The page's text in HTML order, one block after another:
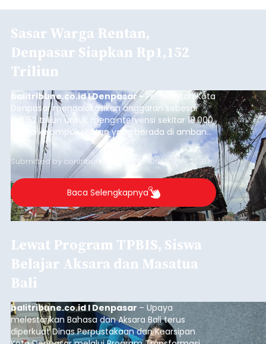
Sasar Warga Rentan,
Denpasar Siapkan Rp1,152
Triliun
balitribune.co.id I Denpasar - Pemerintah Kota
Denpasar mengalokasikan anggaran sebesar
Rp1,152 triliun untuk mengintervensi sekitar 18.000
warga kelompok rentan yang berada di ambang
garis kemiskinan. Langkah strategis ini diambil
guna menjaga masyarakat yang berada pada
kelompok desil 5 dan 6 tersebut agar tidak
merosot ke kategori miskin.
Submitted by contributor Thu, 08/06/2026 - 21:31
Baca Selengkapnya
Lewat Program TPBIS, Siswa
Belajar Aksara dan Masatua
Bali
balitribune.co.id I Denpasar – Upaya
melestarikan Bahasa dan Aksara Bali terus
diperkuat Dinas Perpustakaan dan Kearsipan